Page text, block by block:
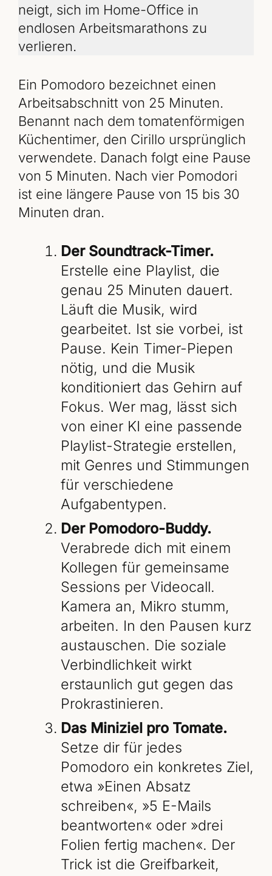
neigt, sich im Home-Office in
endlosen Arbeitsmarathons zu
verlieren.
Ein Pomodoro bezeichnet einen
Arbeitsabschnitt von 25 Minuten.
Benannt nach dem tomatenförmigen
Küchentimer, den Cirillo ursprünglich
verwendete. Danach folgt eine Pause
von 5 Minuten. Nach vier Pomodori
ist eine längere Pause von 15 bis 30
Minuten dran.
Der Soundtrack-Timer.
Erstelle eine Playlist, die
genau 25 Minuten dauert.
Läuft die Musik, wird
gearbeitet. Ist sie vorbei, ist
Pause. Kein Timer-Piepen
nötig, und die Musik
konditioniert das Gehirn auf
Fokus. Wer mag, lässt sich
von einer KI eine passende
Playlist-Strategie erstellen,
mit Genres und Stimmungen
für verschiedene
Aufgabentypen.
Der Pomodoro-Buddy.
Verabrede dich mit einem
Kollegen für gemeinsame
Sessions per Videocall.
Kamera an, Mikro stumm,
arbeiten. In den Pausen kurz
austauschen. Die soziale
Verbindlichkeit wirkt
erstaunlich gut gegen das
Prokrastinieren.
Das Miniziel pro Tomate.
Setze dir für jedes
Pomodoro ein konkretes Ziel,
etwa »Einen Absatz
schreiben«, »5 E-Mails
beantworten« oder »drei
Folien fertig machen«. Der
Trick ist die Greifbarkeit,